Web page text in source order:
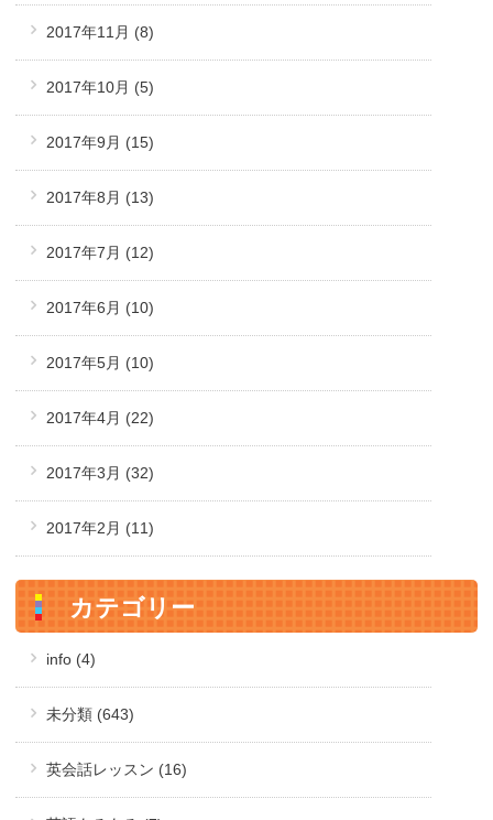
2017年11月 (8)
2017年10月 (5)
2017年9月 (15)
2017年8月 (13)
2017年7月 (12)
2017年6月 (10)
2017年5月 (10)
2017年4月 (22)
2017年3月 (32)
2017年2月 (11)
カテゴリー
info (4)
未分類 (643)
英会話レッスン (16)